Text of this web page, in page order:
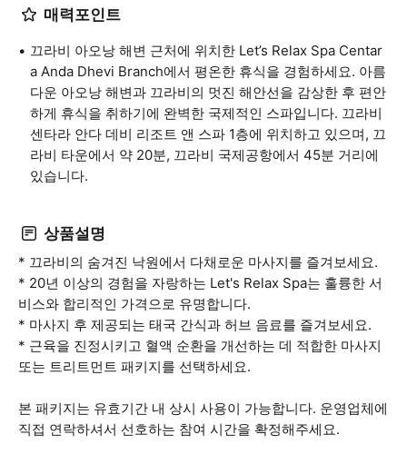
매력포인트
끄라비 아오낭 해변 근처에 위치한 Let’s Relax Spa Centar
a Anda Dhevi Branch에서 평온한 휴식을 경험하세요. 아름
다운 아오낭 해변과 끄라비의 멋진 해안선을 감상한 후 편안
하게 휴식을 취하기에 완벽한 국제적인 스파입니다. 끄라비
센타라 안다 데비 리조트 앤 스파 1층에 위치하고 있으며, 끄
라비 타운에서 약 20분, 끄라비 국제공항에서 45분 거리에
있습니다.
상품설명
* 끄라비의 숨겨진 낙원에서 다채로운 마사지를 즐겨보세요.
* 20년 이상의 경험을 자랑하는 Let's Relax Spa는 훌륭한 서
비스와 합리적인 가격으로 유명합니다.
* 마사지 후 제공되는 태국 간식과 허브 음료를 즐겨보세요.
* 근육을 진정시키고 혈액 순환을 개선하는 데 적합한 마사지
또는 트리트먼트 패키지를 선택하세요.
본 패키지는 유효기간 내 상시 사용이 가능합니다. 운영업체에
직접 연락하셔서 선호하는 참여 시간을 확정해주세요.